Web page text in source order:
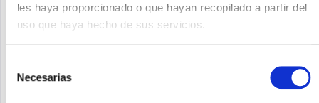
les haya proporcionado o que hayan recopilado a partir del
uso que haya hecho de sus servicios.
Necesarias